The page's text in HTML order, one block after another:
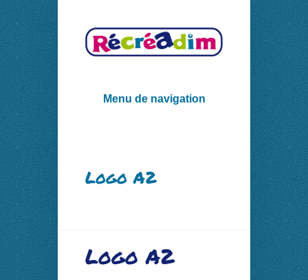
Menu de navigation
Logo A2
Logo A2